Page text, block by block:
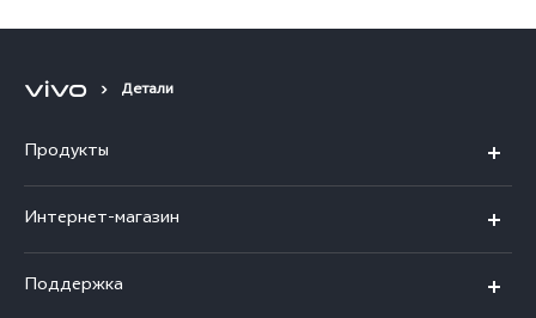
PUBG Corporation
Детали
Продукты
X300 FE
V70 FE
Интернет-магазин
Поддержка